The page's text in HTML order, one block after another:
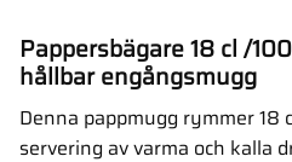
Pappersbägare 18 cl /
hållbar engångsmugg
Denna pappmugg rymmer 18
servering av varma och kalla